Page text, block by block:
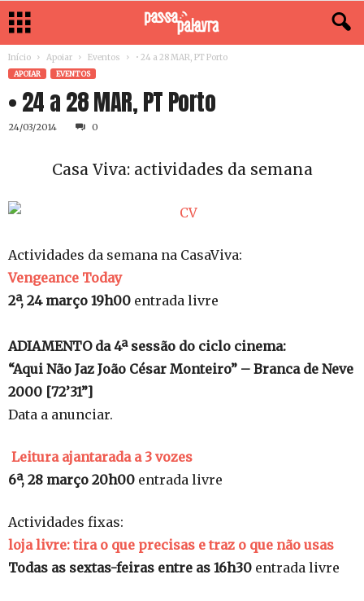
Início Apoiar Eventos • 24 a 28 MAR, PT Porto
APOIAR EVENTOS
• 24 a 28 MAR, PT Porto
24/03/2014 0
Casa Viva: actividades da semana
Actividades da semana na CasaViva:
Vengeance Today
2ª, 24 março 19h00 entrada livre
ADIAMENTO da 4ª sessão do ciclo cinema:
“Aqui Não Jaz João César Monteiro” – Branca de Neve
2000 [72’31”]
Data a anunciar.
Leitura ajantarada a 3 vozes
6ª, 28 março 20h00 entrada livre
Actividades fixas:
loja livre: tira o que precisas e traz o que não usas
Todas as sextas-feiras entre as 16h30 entrada livre